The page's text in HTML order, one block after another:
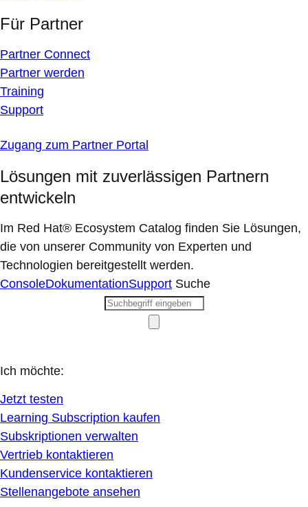
Für Partner
Partner Connect
Partner werden
Training
Support
Zugang zum Partner Portal
Lösungen mit zuverlässigen Partnern
entwickeln
Im Red Hat® Ecosystem Catalog finden Sie Lösungen,
die von unserer Community von Experten und
Technologien bereitgestellt werden.
ConsoleDokumentationSupport Suche
Ich möchte:
Jetzt testen
Learning Subscription kaufen
Subskriptionen verwalten
Vertrieb kontaktieren
Kundenservice kontaktieren
Stellenangebote ansehen